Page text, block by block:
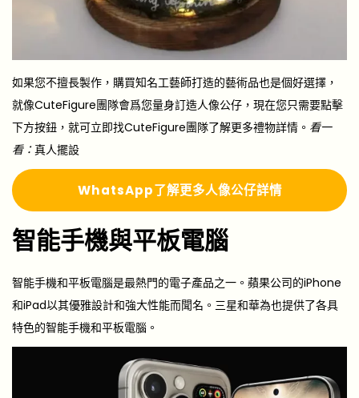
如果您不擅長製作，購買知名工藝師打造的藝術品也是個好選擇，
就像CuteFigure團隊會爲您量身訂造人像公仔，現在您只需要點擊
下方按鈕，就可立即找CuteFigure團隊了解更多禮物詳情。 看一
看：真人擺設
WhatsApp了解更多人像公仔詳情
智能手機與平板電腦
智能手機和平板電腦是最熱門的電子產品之一。蘋果公司的iPhone
和iPad以其優雅設計和強大性能而聞名。三星和華為也提供了各具
特色的智能手機和平板電腦。